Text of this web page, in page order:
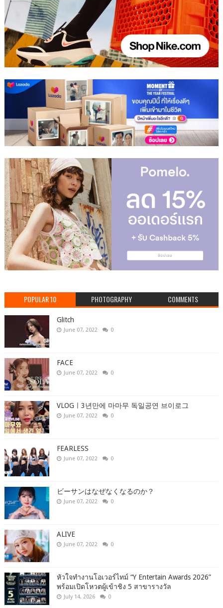
POPULAR 10 PHOTOGRAPHY COMMENTS
Glitch
June 07, 2022 0
FACE
June 07, 2022 0
VLOGㅣ3년만에 마마무 독일공연 브이로그
June 07, 2022 0
FEARLESS
June 07, 2022 0
ビーサンはなぜなくなるのか？
June 07, 2022 0
ALIVE
June 07, 2022 0
หัวใจทำงานโอเวอร์ไทม์ “Y Entertain Awards 2026”
พร้อมเปิดโหวตผู้เข้าชิง 5 สาขารางวัล
July 14, 2026 0